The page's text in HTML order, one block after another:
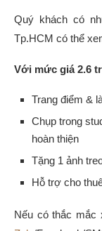
Quý khách có
Tp.HCM có thể
Với mức giá 2.6
Trang điểm &
Chụp trong
hoàn thiện
Tặng 1 ảnh
Hỗ trợ cho
Nếu có thắc mắc